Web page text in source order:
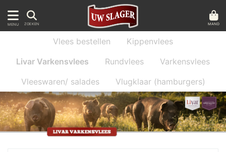
MENU ZOEKEN MAND
Vlees bestellen
Kippenvlees
Livar Varkensvlees
Rundvlees
Varkensvlees
Vleeswaren/ salades
Vlugklaar (hamburgers)